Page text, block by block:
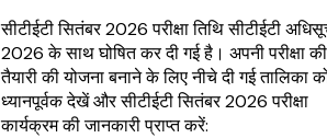
सीटीईटी सितंबर 2026 परीक्षा तिथि सीटीईटी
2026 के साथ घोषित कर दी गई है। अपनी परीक्षा की
तैयारी की योजना बनाने के लिए नीचे दी गई तालिका
ध्यानपूर्वक देखें और सीटीईटी सितंबर 2026 परीक्षा
कार्यक्रम की जानकारी प्राप्त करें: